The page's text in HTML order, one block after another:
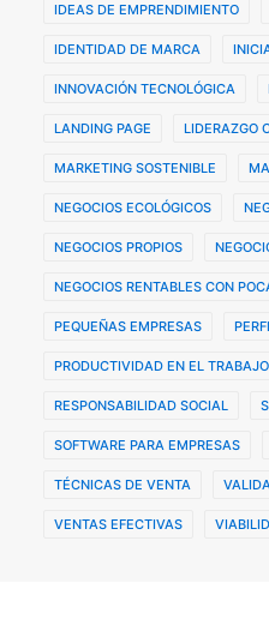
IDEAS DE EMPRENDIMIENTO
IDENTIDAD DE MARCA
INNOVACIÓN TECNOLÓGICA
LANDING PAGE LIDERAZGO
MARKETING SOSTENIBLE
NEGOCIOS ECOLÓGICOS
NEGOCIOS PROPIOS
NEGOCIOS RENTABLES CON
PEQUEÑAS EMPRESAS
PRODUCTIVIDAD EN EL TRABAJO
RESPONSABILIDAD SOCIAL
SOFTWARE PARA EMPRESAS
TÉCNICAS DE VENTA
VENTAS EFECTIVAS